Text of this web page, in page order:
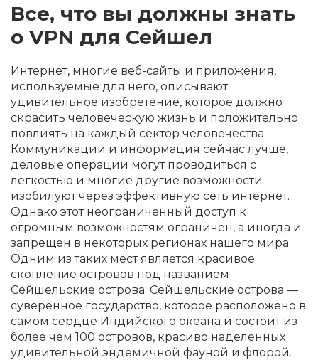
Все, что вы должны знать
о VPN для Сейшел
Интернет, многие веб-сайты и приложения,
используемые для него, описывают
удивительное изобретение, которое должно
скрасить человеческую жизнь и положительно
повлиять на каждый сектор человечества.
Коммуникации и информация сейчас лучше,
деловые операции могут проводиться с
легкостью и многие другие возможности
изобилуют через эффективную сеть интернет.
Однако этот неограниченный доступ к
огромным возможностям ограничен, а иногда и
запрещен в некоторых регионах нашего мира.
Одним из таких мест является красивое
скопление островов под названием
Сейшельские острова. Сейшельские острова —
суверенное государство, которое расположено в
самом сердце Индийского океана и состоит из
более чем 100 островов, красиво наделенных
удивительной эндемичной фауной и флорой.